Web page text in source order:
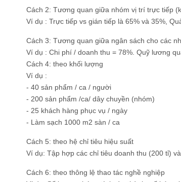
Cách 2: Tương quan giữa nhóm vị trí trực tiếp
Ví dụ : Trực tiếp vs gián tiếp là 65% và 35%,
Cách 3: Tương quan giữa ngân sách cho các
Ví dụ : Chi phí / doanh thu = 78%. Quỹ lương
Cách 4: theo khối lượng
Ví dụ :
- 40 sản phẩm / ca / người
- 200 sản phẩm /ca/ dây chuyền (nhóm)
- 25 khách hàng phục vụ / ngày
- Làm sạch 1000 m2 sàn / ca
Cách 5: theo hệ chỉ tiêu hiệu suất
Ví dụ: Tập hợp các chỉ tiêu doanh thu (200 tỉ)
Cách 6: theo thông lệ thao tác nghề nghiệp